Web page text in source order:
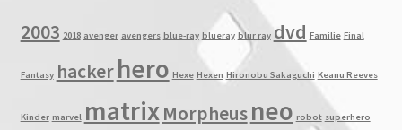
2003 2018 avenger avengers blue-ray blueray blur ray dvd Familie Final
Fantasy hackerhero Hexe Hexen Hironobu Sakaguchi Keanu Reeves
Kinder marvel matrixMorpheusneo robot superhero